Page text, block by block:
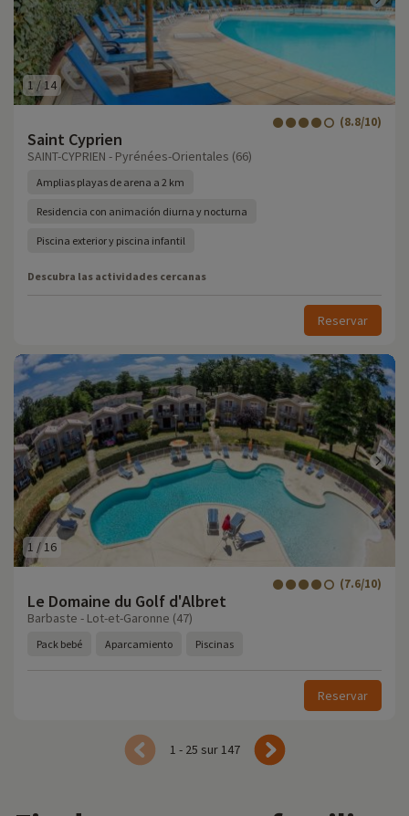
1/14
Saint Cyprien
(8.8/10)
SAINT-CYPRIEN - Pyrénées-Orientales (66)
Amplias playas de arena a 2 km
Residencia con animación diurna y nocturna
Piscina exterior y piscina infantil
Descubra las actividades cercanas
Reservar
1 /16
Le Domaine du Golf d'Albret
(7.6/10)
Barbaste - Lot-et-Garonne (47)
Pack bebé Aparcamiento Piscinas
Reservar
1 - 25 sur 147